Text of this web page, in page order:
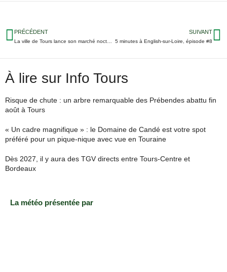
PRÉCÉDENT SUIVANT
5 minutes à English-sur-Loire, épisode #8
À lire sur Info Tours
Risque de chute : un arbre remarquable des Prébendes abattu fin
août à Tours
« Un cadre magnifique » : le Domaine de Candé est votre spot
préféré pour un pique-nique avec vue en Touraine
Dès 2027, il y aura des TGV directs entre Tours-Centre et
Bordeaux
La météo présentée par